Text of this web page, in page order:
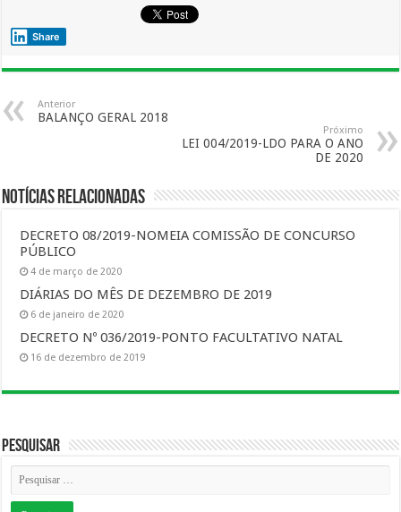
Share
Anterior
BALANÇO GERAL 2018
Próximo
LEI 004/2019-LDO PARA O ANO
DE 2020
Notícias Relacionadas
DECRETO 08/2019-NOMEIA COMISSÃO DE CONCURSO
PÚBLICO
4 de março de 2020
DIÁRIAS DO MÊS DE DEZEMBRO DE 2019
6 de janeiro de 2020
DECRETO Nº 036/2019-PONTO FACULTATIVO NATAL
16 de dezembro de 2019
Pesquisar